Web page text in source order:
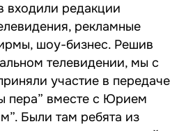
входили редакции
рекламные
шоу-бизнес. Решив
телевидении, мы с
участие в передаче
пера” вместе с Юрием
Были там ребята из